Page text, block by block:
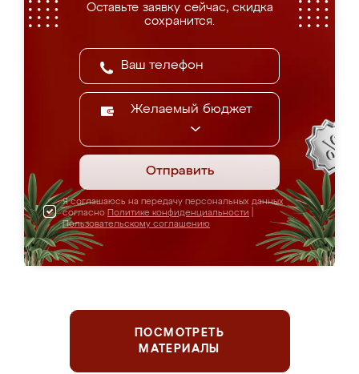
Оставьте заявку сейчас, скидка
сохранится.
Желаемый бюджет
Отправить
Я соглашаюсь на передачу персональных данных
согласно Политике конфиденциальности
Пользовательскому соглашению
ПОСМОТРЕТЬ
МАТЕРИАЛЫ